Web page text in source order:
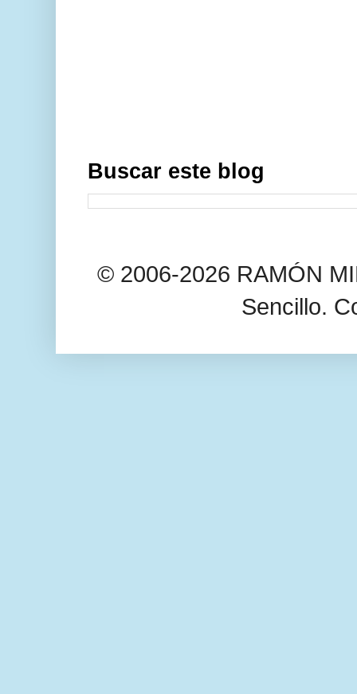
Buscar este blog
© 2006-2026 RAMÓN
Sencillo.